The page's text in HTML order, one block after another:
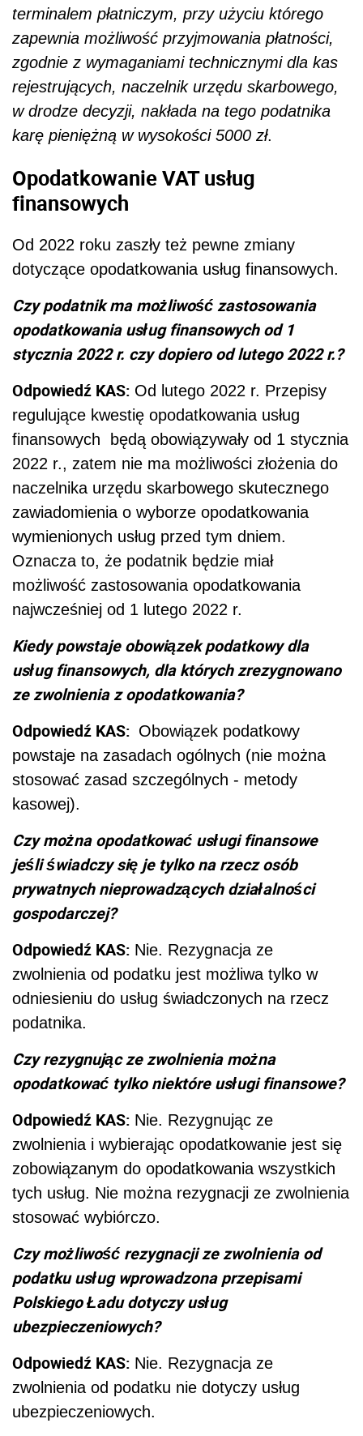
terminalem płatniczym, przy użyciu którego
zapewnia możliwość przyjmowania płatności,
zgodnie z wymaganiami technicznymi dla kas
rejestrujących, naczelnik urzędu skarbowego,
w drodze decyzji, nakłada na tego podatnika
karę pieniężną w wysokości 5000 zł.
Opodatkowanie VAT usług
finansowych
Od 2022 roku zaszły też pewne zmiany
dotyczące opodatkowania usług finansowych.
Czy podatnik ma możliwość zastosowania
opodatkowania usług finansowych od 1
stycznia 2022 r. czy dopiero od lutego 2022 r.?
Odpowiedź KAS: Od lutego 2022 r. Przepisy
regulujące kwestię opodatkowania usług
finansowych będą obowiązywały od 1 stycznia
2022 r., zatem nie ma możliwości złożenia do
naczelnika urzędu skarbowego skutecznego
zawiadomienia o wyborze opodatkowania
wymienionych usług przed tym dniem.
Oznacza to, że podatnik będzie miał
możliwość zastosowania opodatkowania
najwcześniej od 1 lutego 2022 r.
Kiedy powstaje obowiązek podatkowy dla
usług finansowych, dla których zrezygnowano
ze zwolnienia z opodatkowania?
Odpowiedź KAS: Obowiązek podatkowy
powstaje na zasadach ogólnych (nie można
stosować zasad szczególnych - metody
kasowej).
Czy można opodatkować usługi finansowe
jeśli świadczy się je tylko na rzecz osób
prywatnych nieprowadzących działalności
gospodarczej?
Odpowiedź KAS: Nie. Rezygnacja ze
zwolnienia od podatku jest możliwa tylko w
odniesieniu do usług świadczonych na rzecz
podatnika.
Czy rezygnując ze zwolnienia można
opodatkować tylko niektóre usługi finansowe?
Odpowiedź KAS: Nie. Rezygnując ze
zwolnienia i wybierając opodatkowanie jest się
zobowiązanym do opodatkowania wszystkich
tych usług. Nie można rezygnacji ze zwolnienia
stosować wybiórczo.
Czy możliwość rezygnacji ze zwolnienia od
podatku usług wprowadzona przepisami
Polskiego Ładu dotyczy usług
ubezpieczeniowych?
Odpowiedź KAS: Nie. Rezygnacja ze
zwolnienia od podatku nie dotyczy usług
ubezpieczeniowych.